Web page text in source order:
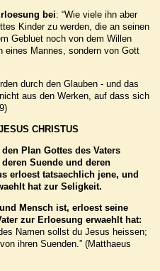
bei: “Wie viele ihn aber
Kinder zu werden, die an seinen
Gebluet noch von dem Willen
eines Mannes, sondern von Gott
durch den Glauben - und das
aus den Werken, auf dass sich
CHRISTUS
Plan Gottes des Vaters
Suende und deren
erloest tatsaechlich jene, und
hat zur Seligkeit.
Mensch ist, erloest seine
zur Erloesung erwaehlt hat:
Namen sollst du Jesus heissen;
ihren Suenden.” (Matthaeus